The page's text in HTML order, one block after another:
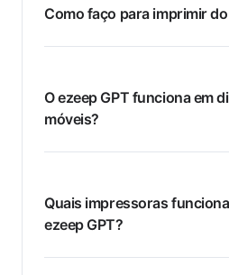
Como faço para imprimir
O ezeep GPT funciona em
móveis?
Quais impressoras
ezeep GPT?